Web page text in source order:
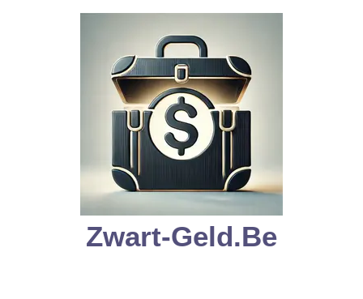
Zwart-Geld.be